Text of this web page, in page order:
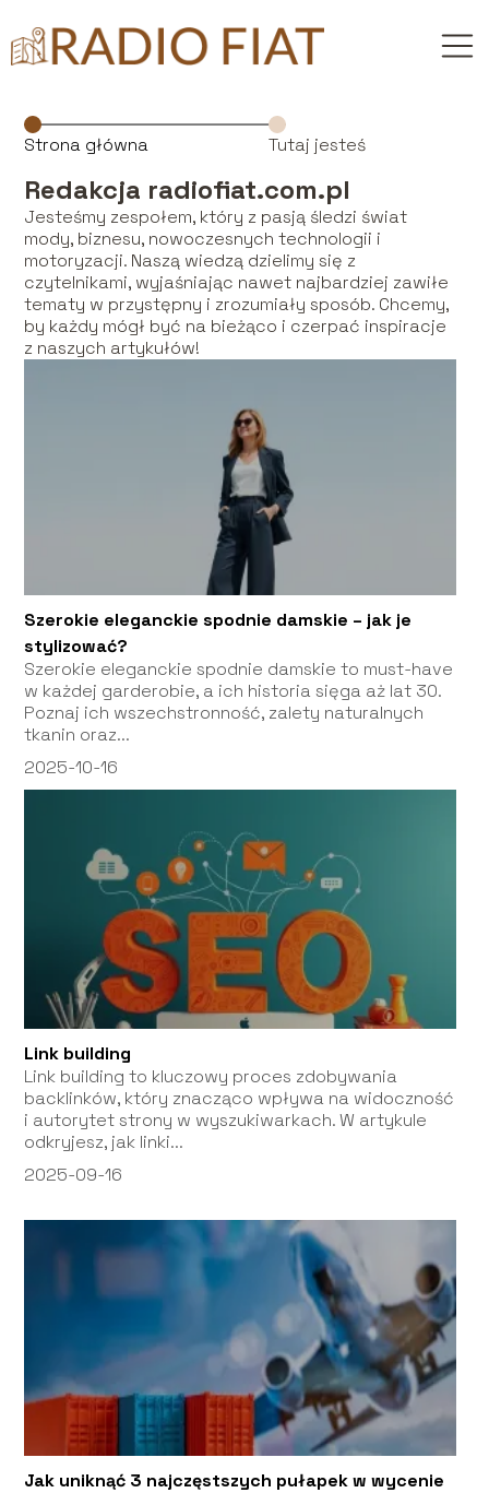
Strona główna Tutaj jesteś
Redakcja radiofiat.com.pl
Jesteśmy zespołem, który z pasją śledzi świat
mody, biznesu, nowoczesnych technologii i
motoryzacji. Naszą wiedzą dzielimy się z
czytelnikami, wyjaśniając nawet najbardziej zawiłe
tematy w przystępny i zrozumiały sposób. Chcemy,
by każdy mógł być na bieżąco i czerpać inspiracje
z naszych artykułów!
Szerokie eleganckie spodnie damskie – jak je
stylizować?
Szerokie eleganckie spodnie damskie to must-have
w każdej garderobie, a ich historia sięga aż lat 30.
Poznaj ich wszechstronność, zalety naturalnych
tkanin oraz...
2025-10-16
Link building
Link building to kluczowy proces zdobywania
backlinków, który znacząco wpływa na widoczność
i autorytet strony w wyszukiwarkach. W artykule
odkryjesz, jak linki...
2025-09-16
Jak uniknąć 3 najczęstszych pułapek w wycenie